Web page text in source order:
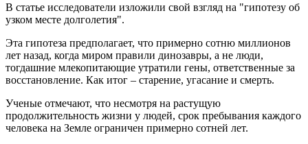
В статье исследователи изложили свой взгляд на "гипотезу об
узком месте долголетия".
Эта гипотеза предполагает, что примерно сотню миллионов
лет назад, когда миром правили динозавры, а не люди,
тогдашние млекопитающие утратили гены, ответственные за
восстановление. Как итог – старение, угасание и смерть.
Ученые отмечают, что несмотря на растущую
продолжительность жизни у людей, срок пребывания каждого
человека на Земле ограничен примерно сотней лет.